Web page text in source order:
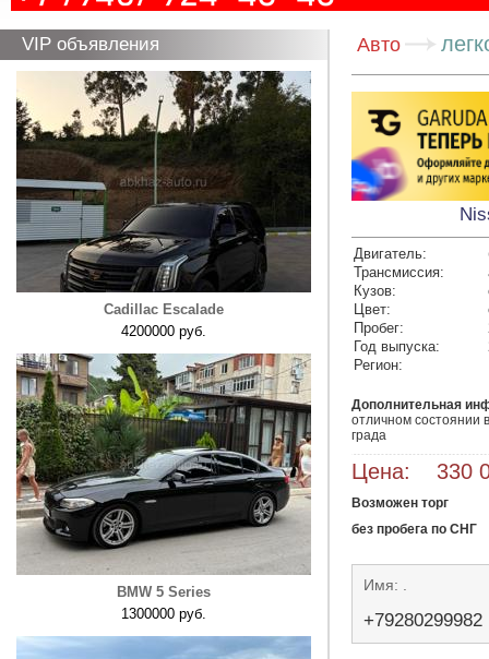
VIP объявления
Cadillac Escalade
4200000 руб.
BMW 5 Series
1300000 руб.
Авто
Двигатель:
Трансмиссия:
Кузов:
Цвет:
Пробег:
Год выпуска:
Регион:
Дополнительная
отличном состоянии
града
Цена: 330
Возможен торг
без пробега по СНГ
Имя: .
+79280299982